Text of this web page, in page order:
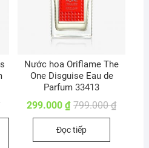
499.000 ₫.
Nước hoa Oriflame The
One Disguise Eau de
Parfum 33413
799.000₫Giá
gốc
299.000₫
Giá
hiện
Đọc tiếp